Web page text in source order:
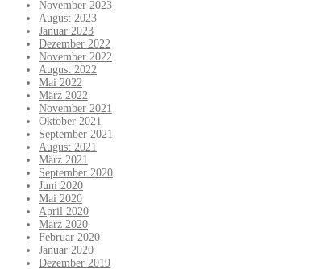
November 2023
August 2023
Januar 2023
Dezember 2022
November 2022
August 2022
Mai 2022
März 2022
November 2021
Oktober 2021
September 2021
August 2021
März 2021
September 2020
Juni 2020
Mai 2020
April 2020
März 2020
Februar 2020
Januar 2020
Dezember 2019